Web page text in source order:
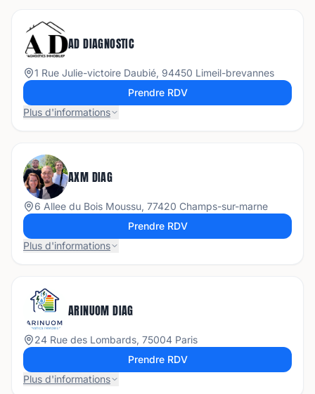
AD DIAGNOSTIC
1 Rue Julie-victoire Daubié, 94450 Limeil-brevannes
Prendre RDV
Plus d'informations
AXM DIAG
6 Allee du Bois Moussu, 77420 Champs-sur-marne
Prendre RDV
Plus d'informations
ARINUOM DIAG
24 Rue des Lombards, 75004 Paris
Prendre RDV
Plus d'informations